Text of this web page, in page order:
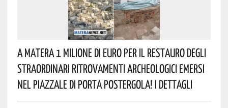
A Matera 1 Milione Di Euro Per Il Restauro Degli
Straordinari Ritrovamenti Archeologici Emersi
Nel Piazzale Di Porta Postergola! I Dettagli